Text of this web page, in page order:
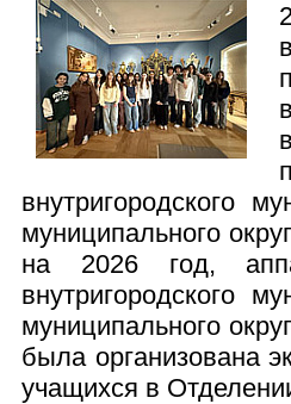
внутригородского
муниципального
на 2026 год,
внутригородского
муниципального
была организована
учащихся в